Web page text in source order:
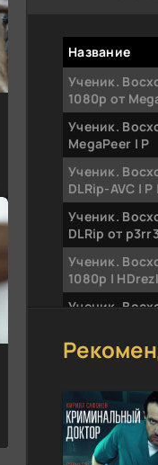
Название
Ученик.
1080p от
Ученик.
MegaPeer | P
Ученик.
DLRip-AVC |
Ученик.
DLRip от
Ученик.
1080p |
Ученик.
Ученик.
[H.264/